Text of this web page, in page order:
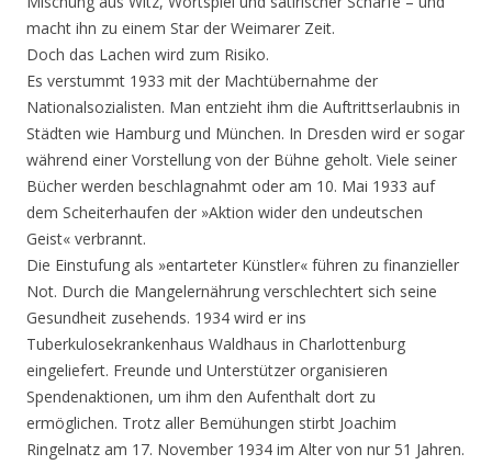
macht ihn zu einem Star der Weimarer Zeit.
Doch das Lachen wird zum Risiko.
Es verstummt 1933 mit der Machtübernahme der
Nationalsozialisten. Man entzieht ihm die Auftrittserlaubnis in
Städten wie Hamburg und München. In Dresden wird er sogar
während einer Vorstellung von der Bühne geholt. Viele seiner
Bücher werden beschlagnahmt oder am 10. Mai 1933 auf
dem Scheiterhaufen der »Aktion wider den undeutschen
Geist« verbrannt.
Die Einstufung als »entarteter Künstler« führen zu finanzieller
Not. Durch die Mangelernährung verschlechtert sich seine
Gesundheit zusehends. 1934 wird er ins
Tuberkulosekrankenhaus Waldhaus in Charlottenburg
eingeliefert. Freunde und Unterstützer organisieren
Spendenaktionen, um ihm den Aufenthalt dort zu
ermöglichen. Trotz aller Bemühungen stirbt Joachim
Ringelnatz am 17. November 1934 im Alter von nur 51 Jahren.